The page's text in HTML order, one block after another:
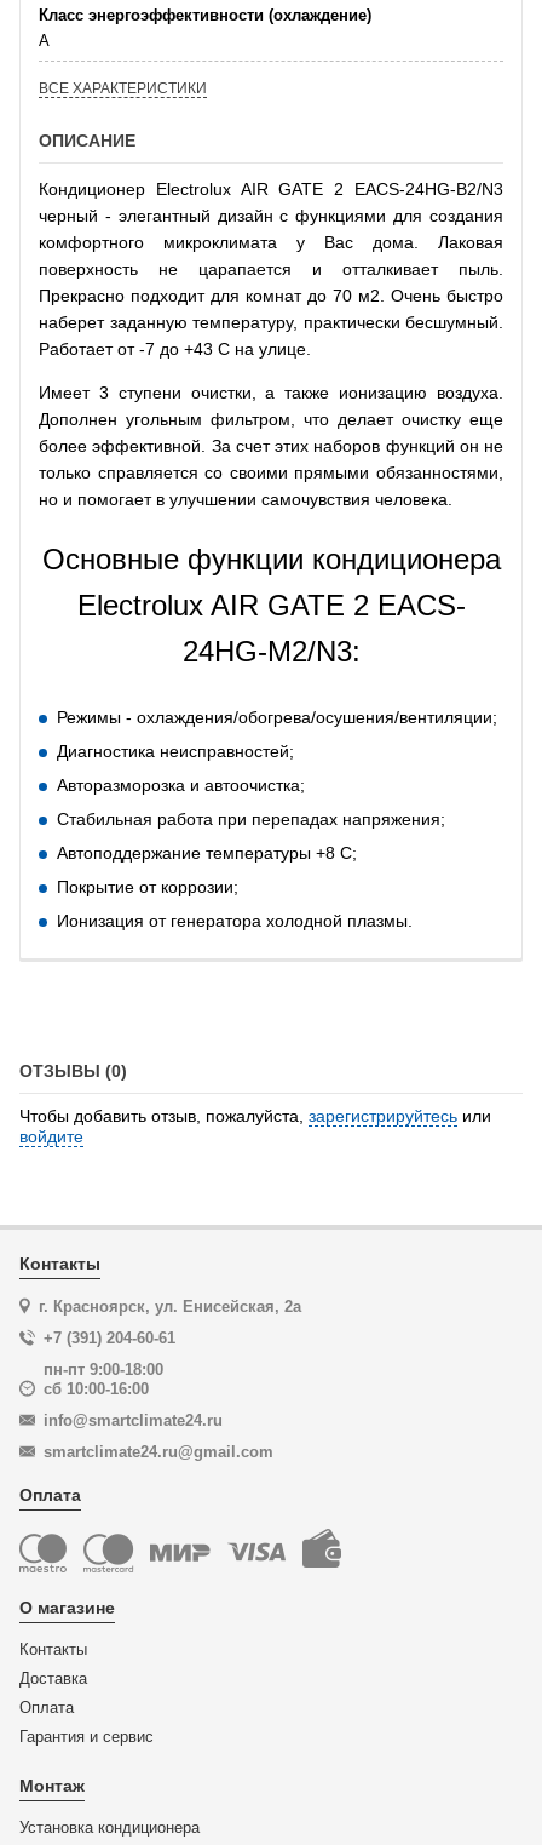
Класс энергоэффективности (охлаждение)
А
ВСЕ ХАРАКТЕРИСТИКИ
ОПИСАНИЕ
Кондиционер Electrolux AIR GATE 2 EACS-24HG-В2/N3
черный - элегантный дизайн с функциями для создания
комфортного микроклимата у Вас дома. Лаковая
поверхность не царапается и отталкивает пыль.
Прекрасно подходит для комнат до 70 м2. Очень быстро
наберет заданную температуру, практически бесшумный.
Работает от -7 до +43 С на улице.
Имеет 3 ступени очистки, а также ионизацию воздуха.
Дополнен угольным фильтром, что делает очистку еще
более эффективной. За счет этих наборов функций он не
только справляется со своими прямыми обязанностями,
но и помогает в улучшении самочувствия человека.
Основные функции кондиционера
Electrolux AIR GATE 2 EACS-
24HG-М2/N3:
Режимы - охлаждения/обогрева/осушения/вентиляции;
Диагностика неисправностей;
Авторазморозка и автоочистка;
Стабильная работа при перепадах напряжения;
Автоподдержание температуры +8 С;
Покрытие от коррозии;
Ионизация от генератора холодной плазмы.
ОТЗЫВЫ (0)
Чтобы добавить отзыв, пожалуйста, зарегистрируйтесь или
войдите
Контакты
г. Красноярск, ул. Енисейская, 2а
+7 (391) 204-60-61
пн-пт 9:00-18:00
сб 10:00-16:00
info@smartclimate24.ru
smartclimate24.ru@gmail.com
Оплата
О магазине
Контакты
Доставка
Оплата
Гарантия и сервис
Монтаж
Установка кондиционера